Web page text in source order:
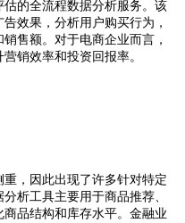
的全流程数据分析服务。该
效果，分析用户购买行为，
售额。对于电商企业而言，
销效率和投资回报率。
，因此出现了许多针对特定
析工具主要用于商品推荐、
品结构和库存水平。金融业